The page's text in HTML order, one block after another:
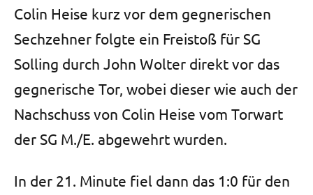
Colin Heise kurz vor dem gegnerischen
Sechzehner folgte ein Freistoß für SG
Solling durch John Wolter direkt vor das
gegnerische Tor, wobei dieser wie auch der
Nachschuss von Colin Heise vom Torwart
der SG M./E. abgewehrt wurden.
In der 21. Minute fiel dann das 1:0 für den